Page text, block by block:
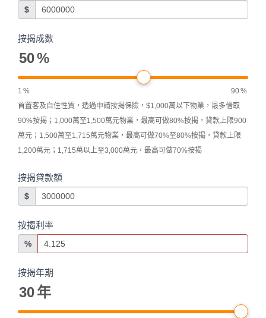
$
按揭成數
50%
1 % 90%
首置客及自住性質，透過申請按揭保險，$1,000萬以下物業，最多借取
90%按揭；1,000萬至1,500萬元物業，最高可做80%按揭，貸款上限900
萬元；1,500萬至1,715萬元物業，最高可做70%至80%按揭，貸款上限
1,200萬元；1,715萬以上至3,000萬元，最高可做70%按揭
按揭貸款額
$
按揭利率
%
按揭年期
30年